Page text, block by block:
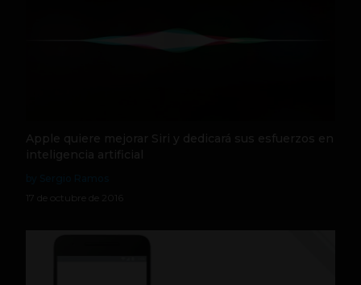
Apple quiere mejorar Siri y dedicará sus esfuerzos en
inteligencia artificial
17 de octubre de 2016